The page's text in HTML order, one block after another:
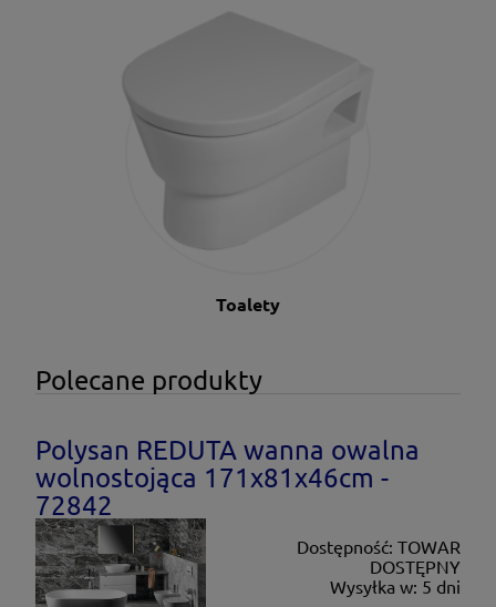
Toalety
Polecane produkty
Polysan REDUTA wanna owalna
wolnostojąca 171x81x46cm -
72842
Dostępność: TOWAR
DOSTĘPNY
Wysyłka w: 5 dni